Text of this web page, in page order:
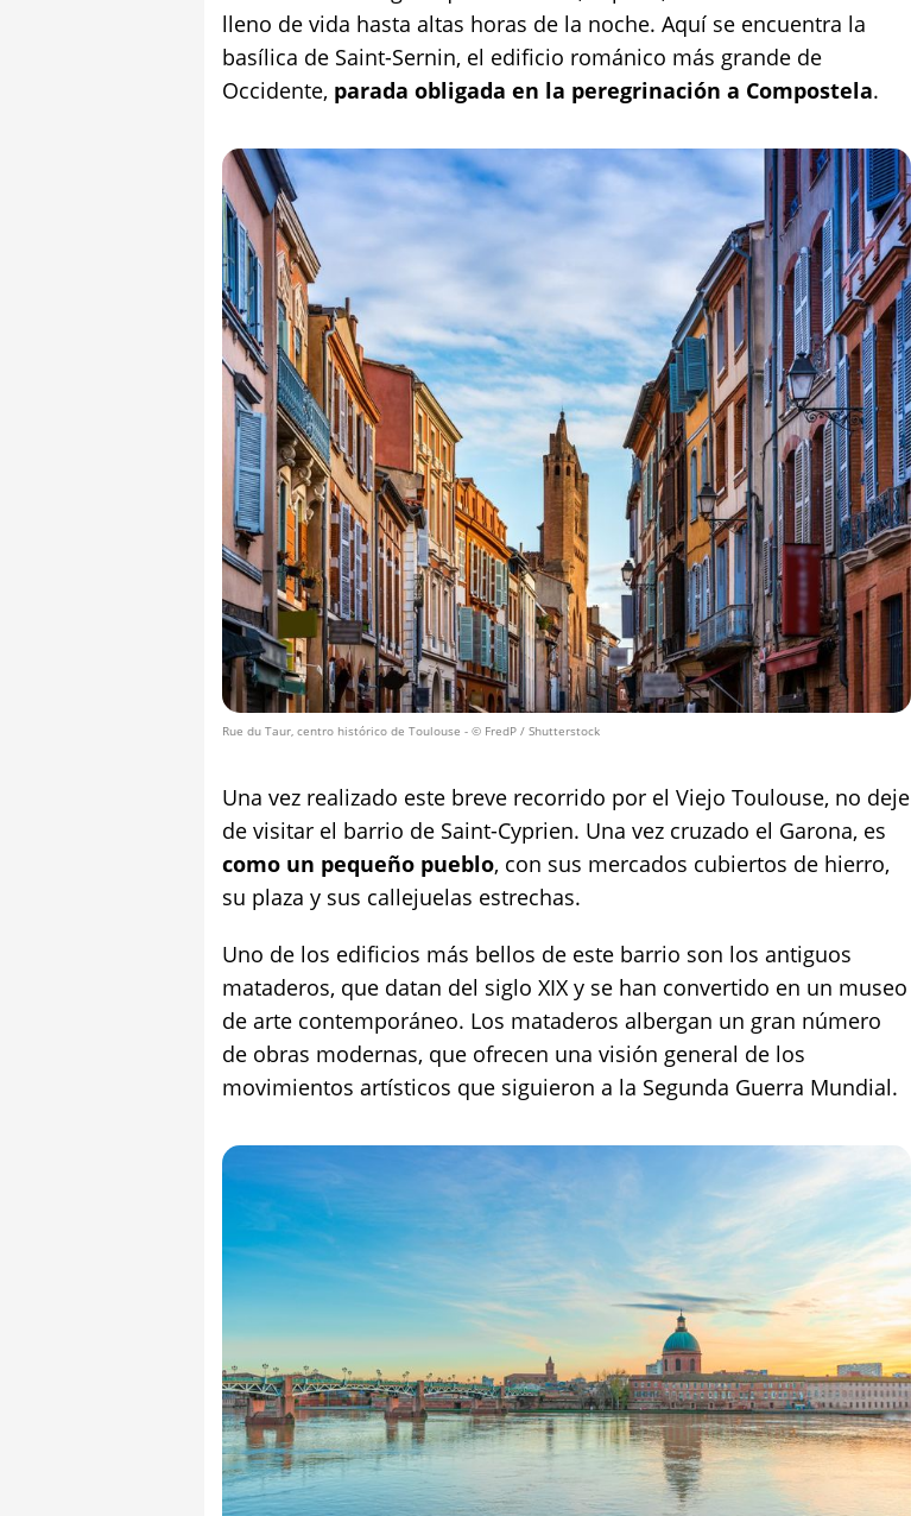
lleno de vida hasta altas horas de la noche. Aquí se encuentra la
basílica de Saint-Sernin, el edificio románico más grande de
Occidente, parada obligada en la peregrinación a Compostela.
Rue du Taur, centro histórico de Toulouse - © FredP / Shutterstock
Una vez realizado este breve recorrido por el Viejo Toulouse, no deje
de visitar el barrio de Saint-Cyprien. Una vez cruzado el Garona, es
como un pequeño pueblo, con sus mercados cubiertos de hierro,
su plaza y sus callejuelas estrechas.
Uno de los edificios más bellos de este barrio son los antiguos
mataderos, que datan del siglo XIX y se han convertido en un museo
de arte contemporáneo. Los mataderos albergan un gran número
de obras modernas, que ofrecen una visión general de los
movimientos artísticos que siguieron a la Segunda Guerra Mundial.